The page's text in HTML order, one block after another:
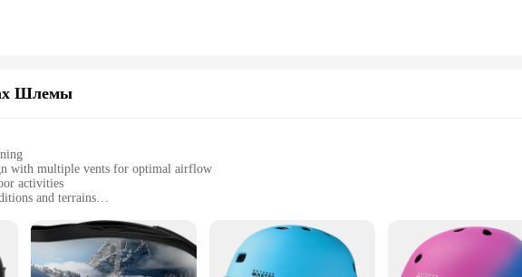
of safety equipment but also a practical choice for vendors and suppliers looking to stock a reliable
Шлемы
with multiple vents for optimal airflow
activities
and terrains
1078 certification